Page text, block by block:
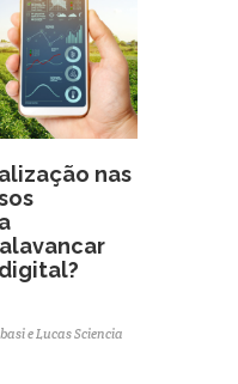
nas
e Lucas Sciencia